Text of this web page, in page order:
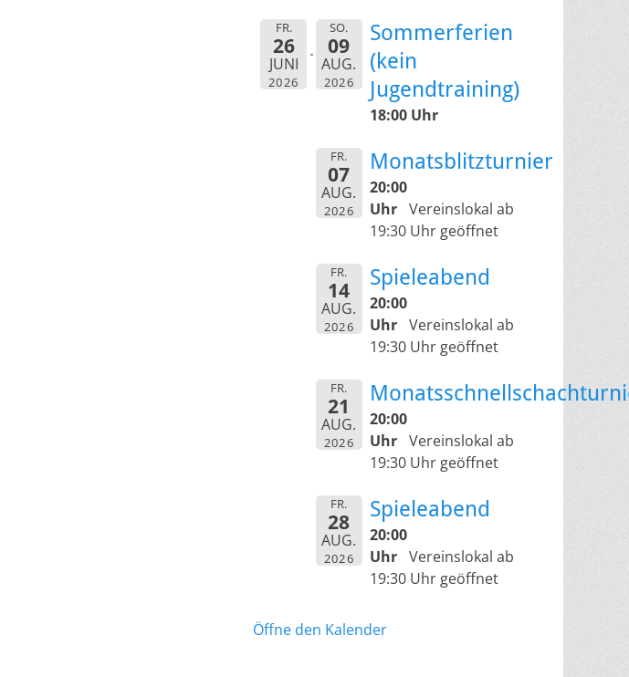
FR.
26
JUNI
2026
SO.
09
AUG.
2026
Sommerferien
(kein
Jugendtraining)
18:00 Uhr
FR.
07
AUG.
2026
Monatsblitzturnier
20:00
Uhr Vereinslokal ab
19:30 Uhr geöffnet
FR.
14
AUG.
2026
Spieleabend
20:00
Uhr Vereinslokal ab
19:30 Uhr geöffnet
FR.
21
AUG.
2026
20:00
Uhr Vereinslokal ab
19:30 Uhr geöffnet
FR.
28
AUG.
2026
Spieleabend
20:00
Uhr Vereinslokal ab
19:30 Uhr geöffnet
Öffne den Kalender